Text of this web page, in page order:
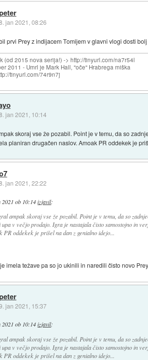
jan 2021, 08:26
prvi Prey z indijacem Tomijem v glavni vlogi dosti bolj
(od 2015 nova serija!) -> http://tinyurl.com/na7r54l
2011 - Umrl je Mark Hall, "oče" Hrabrega miška
tinyurl.com/74r9n7j
jan 2021, 10:14
skoraj vse že pozabil. Point je v temu, da so
planiran drugačen naslov. Amoak PR oddekek je
jan 2021, 22:22
2021 ob 10:14 izjavil:
ampak skoraj vse že pozabil. Point je v temu, da so
upa v večjo prodajo. Igra je nastajala čisto samostojno in
PR oddekek je prišel na dan z genialno idejo...
imela težave pa so jo ukinili in naredili čisto novo
jan 2021, 15:37
2021 ob 10:14 izjavil:
ampak skoraj vse že pozabil. Point je v temu, da so
upa v večjo prodajo. Igra je nastajala čisto samostojno in
PR oddekek je prišel na dan z genialno idejo...